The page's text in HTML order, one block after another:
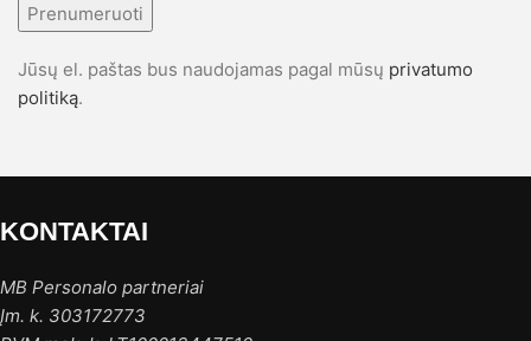
Prenumeruoti
Jūsų el. paštas bus naudojamas pagal mūsų privatumo
politiką.
KONTAKTAI
MB Personalo partneriai
Įm. k. 303172773